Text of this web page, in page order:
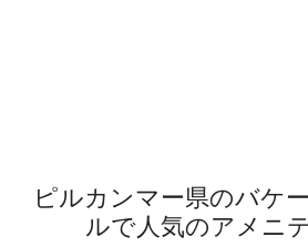
ピルカンマー県のバケ
ルで人気のアメニ